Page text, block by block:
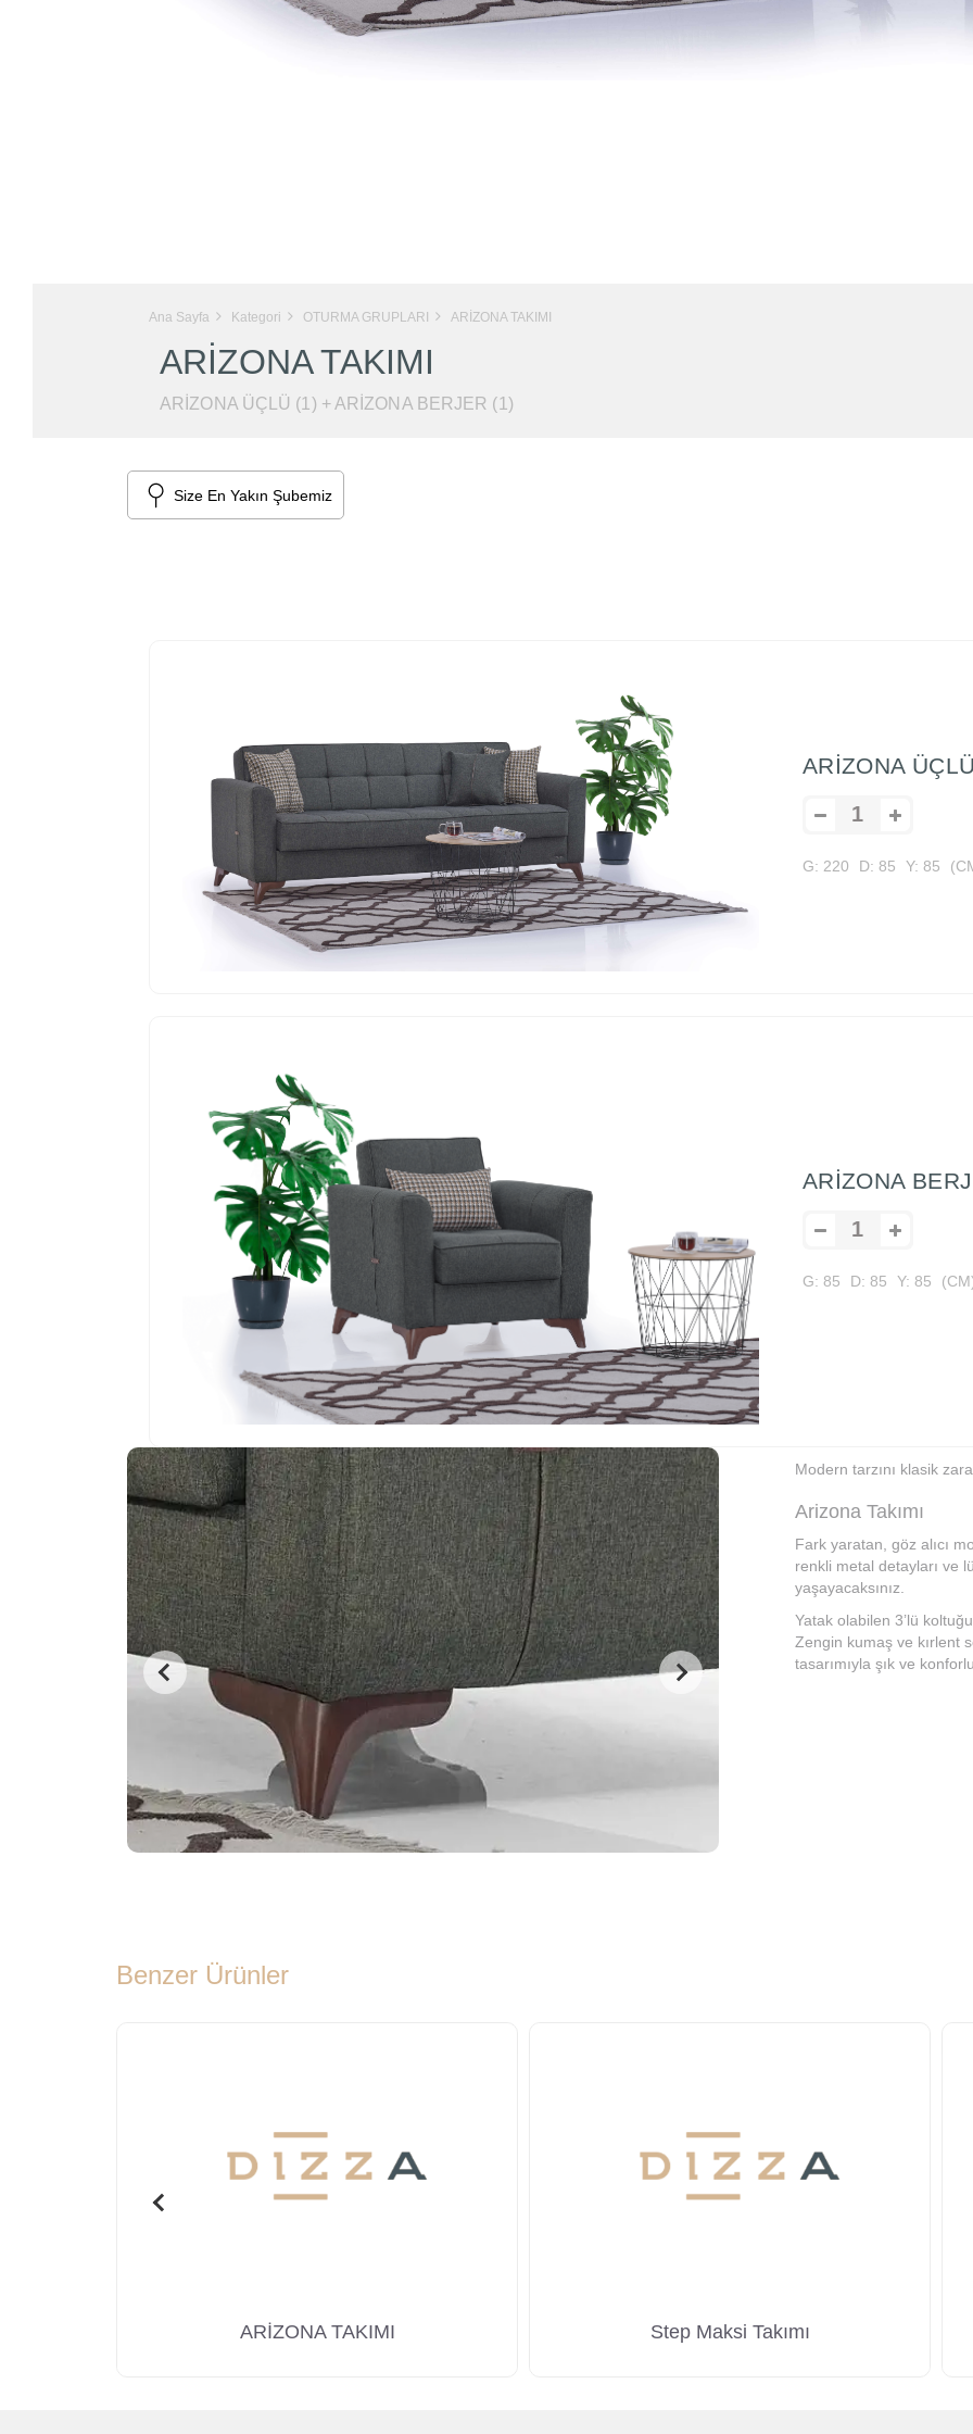
Ana Sayfa Kategori OTURMA GRUPLARI ARİZONA TAKIMI
ARİZONA TAKIMI
ARİZONA ÜÇLÜ (1) + ARİZONA BERJER (1)
Size En Yakın Şubemiz
ARİZONA
G: 220 D: 85 Y: 85
ARİZONA
G: 85 D: 85 Y: 85
Modern tarzını klasik
Arizona Takımı
Fark yaratan, göz alıcı
renkli metal detayları ve
yaşayacaksınız.
Yatak olabilen 3’lü
Zengin kumaş ve kırlent
tasarımıyla şık ve
Benzer Ürünler
ARİZONA TAKIMI Step Maksi Takımı